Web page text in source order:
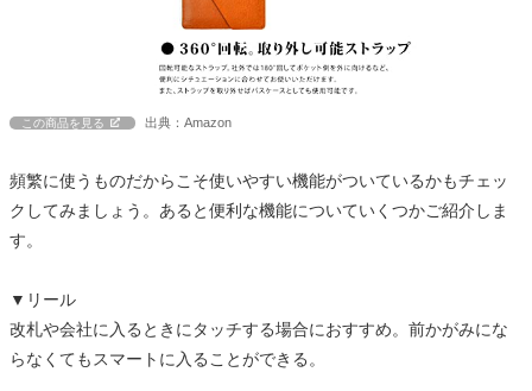
この商品を見る 出典：Amazon
頻繁に使うものだからこそ使いやすい機能がついているかもチェッ
クしてみましょう。あると便利な機能についていくつかご紹介しま
す。
▼リール
改札や会社に入るときにタッチする場合におすすめ。前かがみにな
らなくてもスマートに入ることができる。